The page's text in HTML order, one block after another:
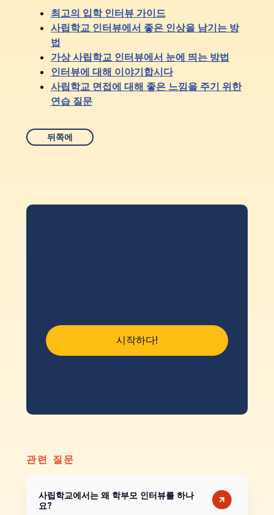
최고의 입학 인터뷰 가이드
사립학교 인터뷰에서 좋은 인상을 남기는 방
법
가상 사립학교 인터뷰에서 눈에 띄는 방법
인터뷰에 대해 이야기합시다
사립학교 면접에 대해 좋은 느낌을 주기 위한
연습 질문
뒤쪽에
시작하다!
관련 질문
사립학교에서는 왜 학부모 인터뷰를 하나
요?